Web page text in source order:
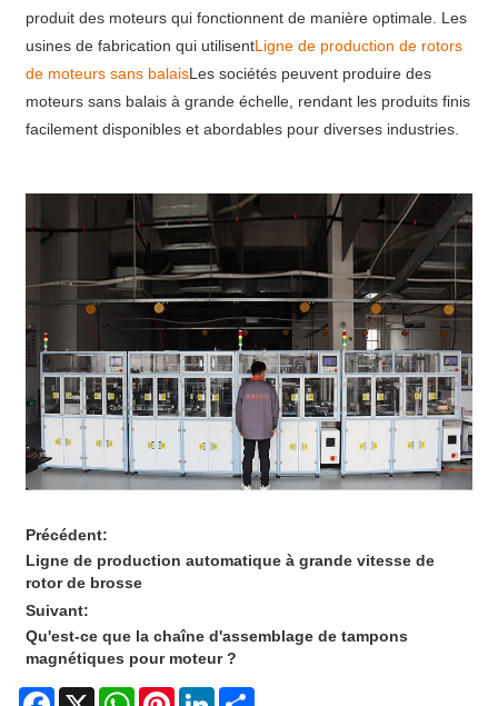
produit des moteurs qui fonctionnent de manière optimale. Les
usines de fabrication qui utilisentLigne de production de rotors
de moteurs sans balaisLes sociétés peuvent produire des
moteurs sans balais à grande échelle, rendant les produits finis
facilement disponibles et abordables pour diverses industries.
Précédent:
Ligne de production automatique à grande vitesse de
rotor de brosse
Suivant:
Qu'est-ce que la chaîne d'assemblage de tampons
magnétiques pour moteur ?
Facebook
X WhatsAppPinterestLinkedIn